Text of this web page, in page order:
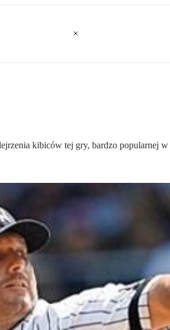
kibiców tej gry, bardzo popularnej